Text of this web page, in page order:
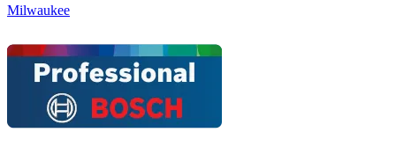
Milwaukee